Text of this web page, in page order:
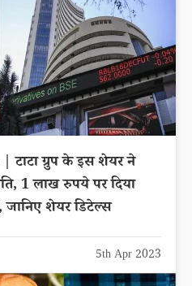
टाटा ग्रुप के इस शेयर ने
1 लाख रुपये पर दिया
जानिए शेयर डिटेल्स
5th Apr 2023